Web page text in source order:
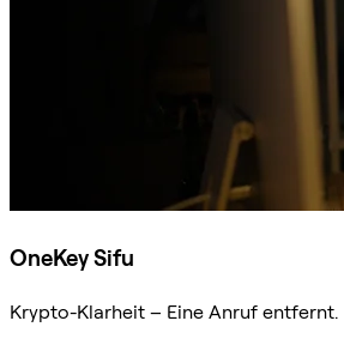
OneKey Sifu
Krypto-Klarheit – Eine Anruf entfernt.